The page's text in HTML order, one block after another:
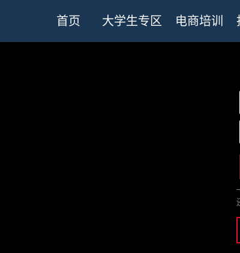
首页 大学生专区 电商培训